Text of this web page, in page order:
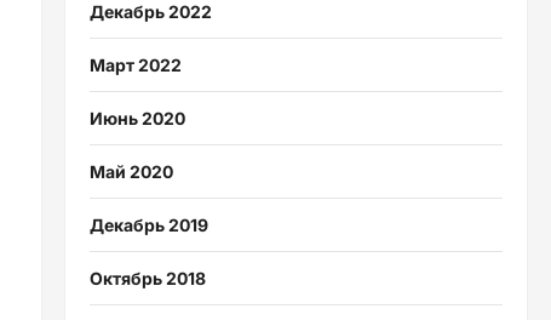
Декабрь 2022
Март 2022
Июнь 2020
Май 2020
Декабрь 2019
Октябрь 2018